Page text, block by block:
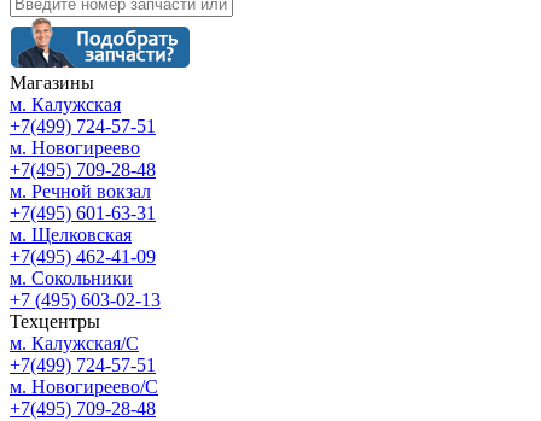
Магазины
м. Калужская
+7(499) 724-57-51
м. Новогиреево
+7(495) 709-28-48
м. Речной вокзал
+7(495) 601-63-31
м. Щелковская
+7(495) 462-41-09
м. Сокольники
+7 (495) 603-02-13
Техцентры
м. Калужская/С
+7(499) 724-57-51
м. Новогиреево/С
+7(495) 709-28-48